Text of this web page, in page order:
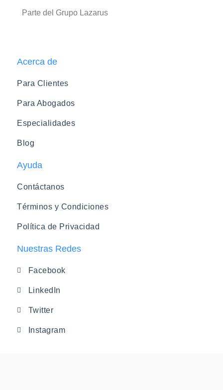
Parte del Grupo Lazarus
Acerca de
Para Clientes
Para Abogados
Especialidades
Blog
Ayuda
Contáctanos
Términos y Condiciones
Política de Privacidad
Nuestras Redes
Facebook
LinkedIn
Twitter
Instagram